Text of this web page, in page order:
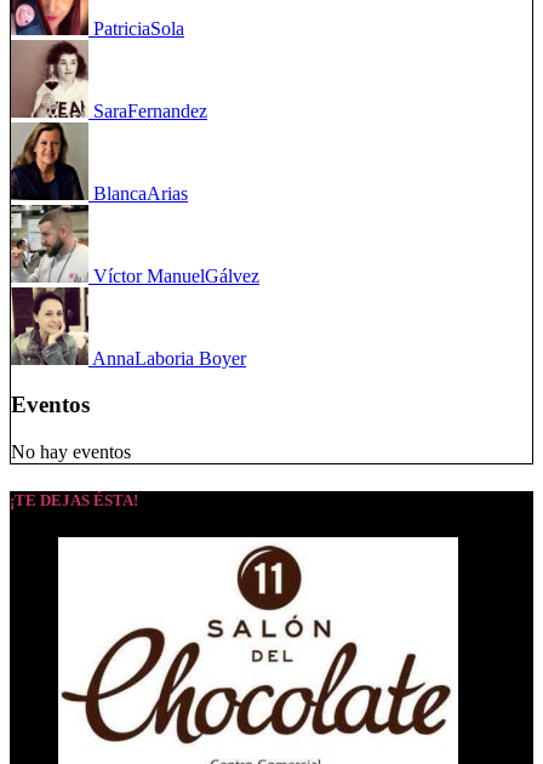
PatriciaSola
SaraFernandez
BlancaArias
Víctor ManuelGálvez
AnnaLaboria Boyer
Eventos
No hay eventos
¡TE DEJAS ÉSTA!